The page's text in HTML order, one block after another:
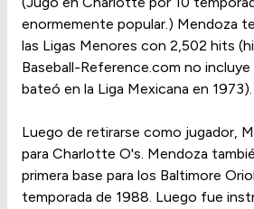
enormemente popular.) Mendoza
las Ligas Menores con 2,502 hits
Baseball-Reference.com no
bateó en la Liga Mexicana en 1973).
Luego de retirarse como jugador,
para Charlotte O's. Mendoza
primera base para los Baltimore
temporada de 1988. Luego fue